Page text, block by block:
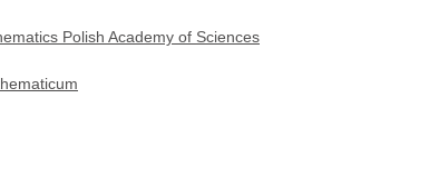
Polish Academy of Sciences